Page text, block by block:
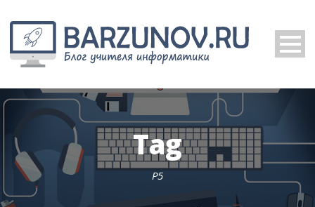
Tag
P5